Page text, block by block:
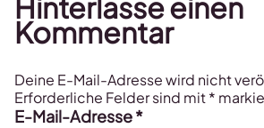
Hinterlasse einen
Kommentar
Deine E-Mail-Adresse wird nicht
Erforderliche Felder sind mit*
E-Mail-Adresse*